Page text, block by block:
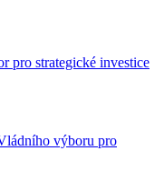
pro strategické investice
výboru pro